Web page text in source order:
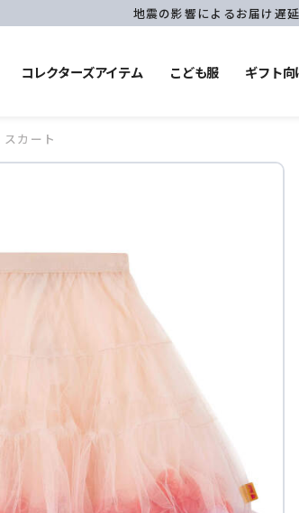
地震の影響によるお届け遅
コレクターズアイテム こども服 ギフト向
スカート